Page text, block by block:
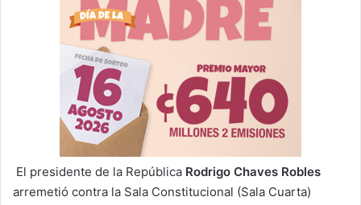
El presidente de la República Rodrigo Chaves Robles
arremetió contra la Sala Constitucional (Sala Cuarta)